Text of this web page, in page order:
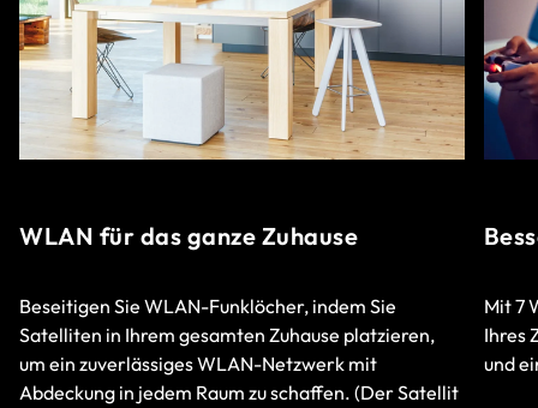
WLAN für das ganze Zuhause
Beseitigen Sie WLAN-Funklöcher, indem Sie
Satelliten in Ihrem gesamten Zuhause platzieren,
um ein zuverlässiges WLAN-Netzwerk mit
Abdeckung in jedem Raum zu schaffen. (Der Satellit
Mit 7
Ihres
und